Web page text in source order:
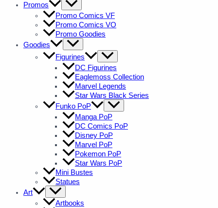
Promos
Promo Comics VF
Promo Comics VO
Promo Goodies
Goodies
Figurines
DC Figurines
Eaglemoss Collection
Marvel Legends
Star Wars Black Series
Funko PoP
Manga PoP
DC Comics PoP
Disney PoP
Marvel PoP
Pokemon PoP
Star Wars PoP
Mini Bustes
Statues
Art
Artbooks